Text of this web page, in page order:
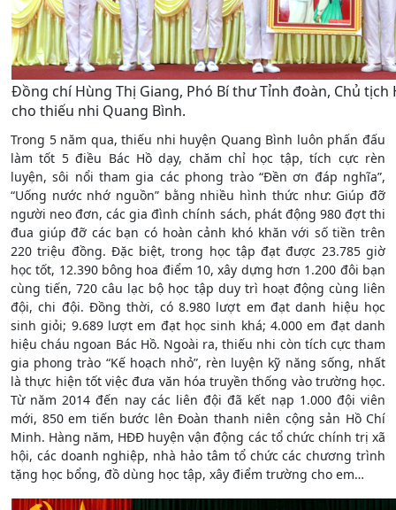
Đồng chí Hùng Thị Giang, Phó Bí thư Tỉnh đoàn, Chủ
cho thiếu nhi Quang Bình.
Trong 5 năm qua, thiếu nhi huyện Quang Bình luôn phấn đấu
làm tốt 5 điều Bác Hồ dạy, chăm chỉ học tập, tích cực rèn
luyện, sôi nổi tham gia các phong trào “Đền ơn đáp nghĩa”,
“Uống nước nhớ nguồn” bằng nhiều hình thức như: Giúp đỡ
người neo đơn, các gia đình chính sách, phát động 980 đợt thi
đua giúp đỡ các bạn có hoàn cảnh khó khăn với số tiền trên
220 triệu đồng. Đặc biệt, trong học tập đạt được 23.785 giờ
học tốt, 12.390 bông hoa điểm 10, xây dựng hơn 1.200 đôi bạn
cùng tiến, 720 câu lạc bộ học tập duy trì hoạt động cùng liên
đội, chi đội. Đồng thời, có 8.980 lượt em đạt danh hiệu học
sinh giỏi; 9.689 lượt em đạt học sinh khá; 4.000 em đạt danh
hiệu cháu ngoan Bác Hồ. Ngoài ra, thiếu nhi còn tích cực tham
gia phong trào “Kế hoạch nhỏ”, rèn luyện kỹ năng sống, nhất
là thực hiện tốt việc đưa văn hóa truyền thống vào trường học.
Từ năm 2014 đến nay các liên đội đã kết nạp 1.000 đội viên
mới, 850 em tiến bước lên Đoàn thanh niên cộng sản Hồ Chí
Minh. Hàng năm, HĐĐ huyện vận động các tổ chức chính trị xã
hội, các doanh nghiệp, nhà hảo tâm tổ chức các chương trình
tặng học bổng, đồ dùng học tập, xây điểm trường cho em…